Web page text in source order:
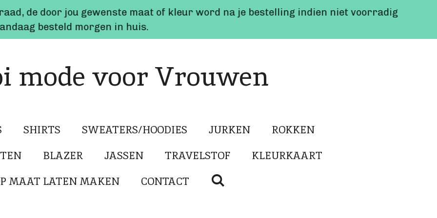
de door jou gewenste maat of kleur word na je bestelling indien niet voorradig
besteld morgen in huis.
mode voor Vrouwen
SHIRTS SWEATERS/HOODIES JURKEN
ROKKEN
BLAZER JASSEN TRAVELSTOF
KLEURKAART
MAAT LATEN MAKEN
CONTACT